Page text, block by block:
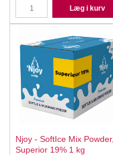
Læg i kurv
Njoy - SoftIce Mix Powder,
Superior 19% 1 kg